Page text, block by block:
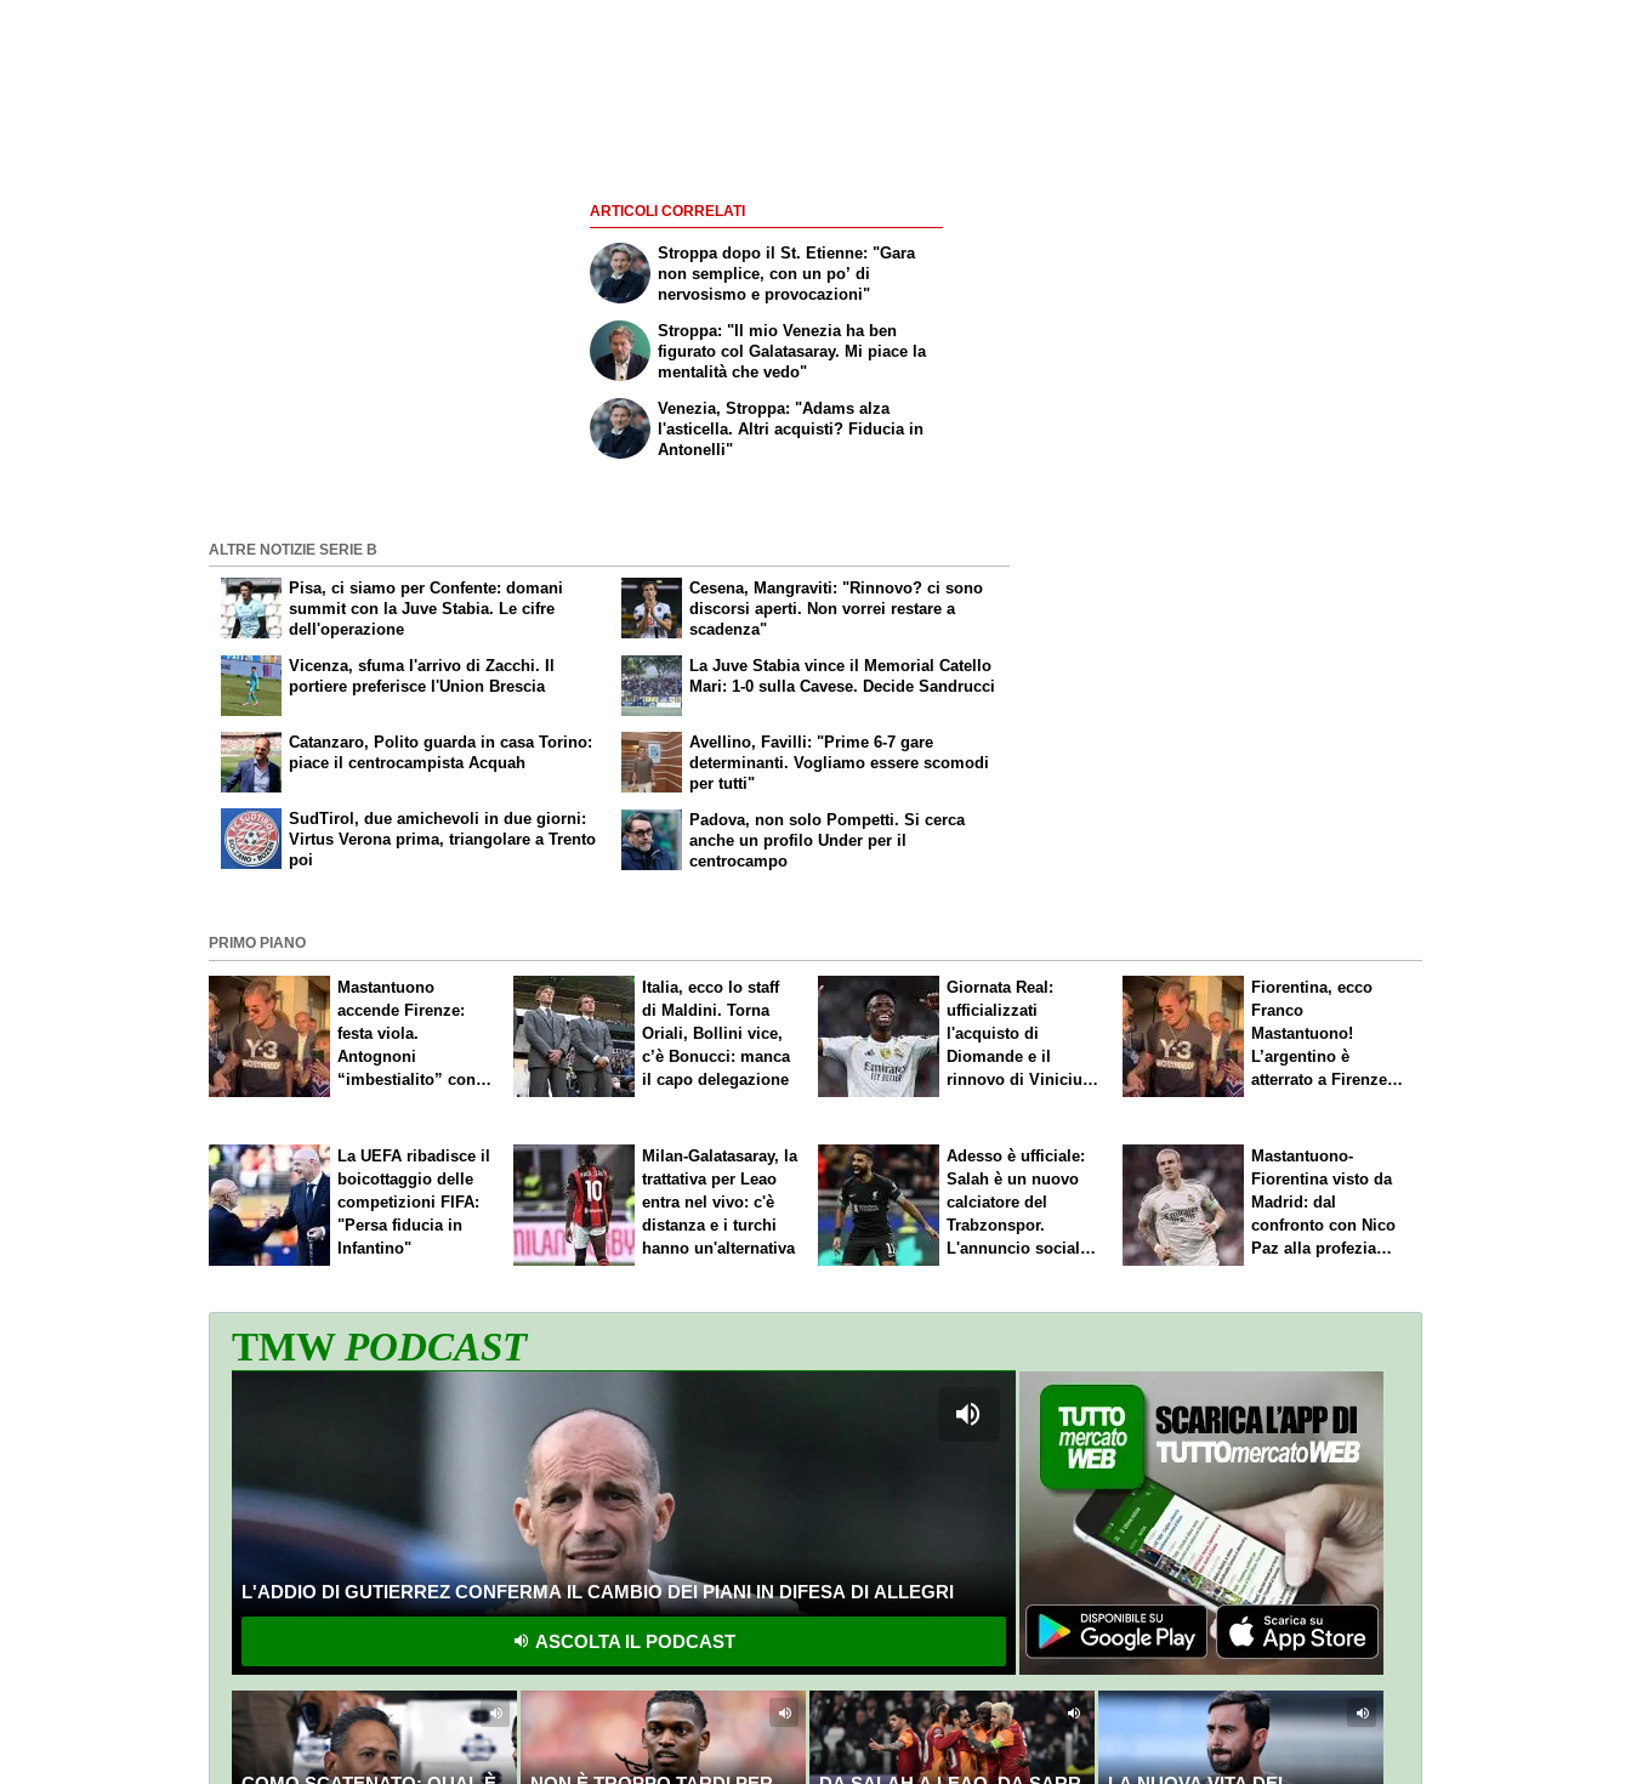
ARTICOLI CORRELATI
Stroppa dopo il St. Etienne: "Gara
non semplice, con un po’ di
nervosismo e provocazioni"
Stroppa: "Il mio Venezia ha ben
figurato col Galatasaray. Mi piace la
mentalità che vedo"
Venezia, Stroppa: "Adams alza
l'asticella. Altri acquisti? Fiducia in
Antonelli"
ALTRE NOTIZIE SERIE B
Pisa, ci siamo per Confente: domani
summit con la Juve Stabia. Le cifre
dell'operazione
Vicenza, sfuma l'arrivo di Zacchi. Il
portiere preferisce l'Union Brescia
Cesena, Mangraviti: "Rinnovo? ci sono
discorsi aperti. Non vorrei restare a
scadenza"
La Juve Stabia vince il Memorial Catello
Mari: 1-0 sulla Cavese. Decide Sandrucci
Catanzaro, Polito guarda in casa Torino:
piace il centrocampista Acquah
SudTirol, due amichevoli in due giorni:
Virtus Verona prima, triangolare a Trento
poi
Avellino, Favilli: "Prime 6-7 gare
determinanti. Vogliamo essere scomodi
per tutti"
Padova, non solo Pompetti. Si cerca
anche un profilo Under per il
centrocampo
PRIMO PIANO
Mastantuono
accende Firenze:
festa viola.
Antognoni
“imbestialito” con
Italia, ecco lo staff
di Maldini. Torna
Oriali, Bollini vice,
c’è Bonucci: manca
il capo delegazione
Giornata Real:
ufficializzati
l'acquisto di
Diomande e il
rinnovo di Vinicius.
Fiorentina, ecco
Franco
Mastantuono!
L’argentino è
atterrato a Firenze,
La UEFA ribadisce il
boicottaggio delle
competizioni FIFA:
"Persa fiducia in
Infantino"
Milan-Galatasaray, la
trattativa per Leao
entra nel vivo: c'è
distanza e i turchi
hanno un'alternativa
Adesso è ufficiale:
Salah è un nuovo
calciatore del
Trabzonspor.
L'annuncio social
Mastantuono-
Fiorentina visto da
Madrid: dal
confronto con Nico
Paz alla profezia
TMWPODCAST
L'ADDIO DI GUTIERREZ CONFERMA IL CAMBIO DEI PIANI IN DIFESA DI ALLEGRI
ASCOLTA IL PODCAST